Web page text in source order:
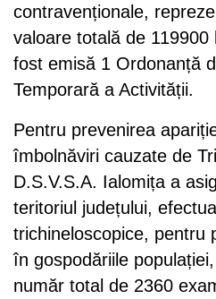
contravenționale,
valoare totală de
fost emisă 1 Ordonanță
Temporară a Activității.
Pentru prevenirea
îmbolnăviri cauzate de
D.S.V.S.A. Ialomița a
teritoriul județului,
trichineloscopice, pentru
în gospodăriile
număr total de 2360